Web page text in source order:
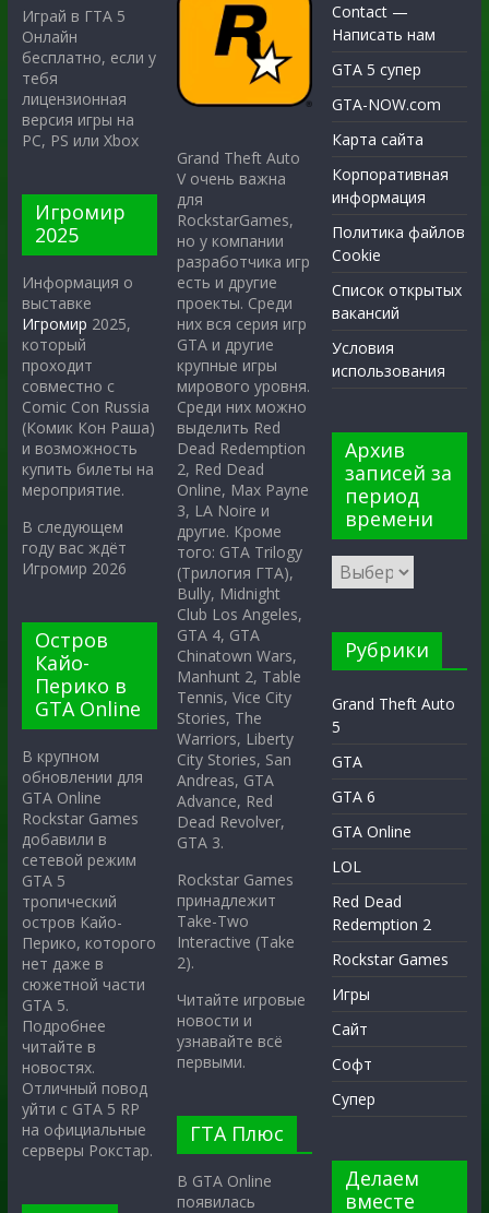
Играй в ГТА 5
Онлайн
бесплатно, если у
тебя
лицензионная
версия игры на
PC, PS или Xbox
Игромир
2025
Информация о
выставке
Игромир 2025,
который
проходит
совместно с
Comic Con Russia
(Комик Кон Раша)
и возможность
купить билеты на
мероприятие.
В следующем
году вас ждёт
Игромир 2026
Остров
Кайо-
Перико в
GTA Online
В крупном
обновлении для
GTA Online
Rockstar Games
добавили в
сетевой режим
GTA 5
тропический
остров Кайо-
Перико, которого
нет даже в
сюжетной части
GTA 5.
Подробнее
читайте в
новостях.
Отличный повод
уйти с GTA 5 RP
на официальные
серверы Рокстар.
Grand Theft Auto
V очень важна
для
RockstarGames,
но у компании
разработчика игр
есть и другие
проекты. Среди
них вся серия игр
GTA и другие
крупные игры
мирового уровня.
Среди них можно
выделить Red
Dead Redemption
2, Red Dead
Online, Max Payne
3, LA Noire и
другие. Кроме
того: GTA Trilogy
(Трилогия ГТА),
Bully, Midnight
Club Los Angeles,
GTA 4, GTA
Chinatown Wars,
Manhunt 2, Table
Tennis, Vice City
Stories, The
Warriors, Liberty
City Stories, San
Andreas, GTA
Advance, Red
Dead Revolver,
GTA 3.
Rockstar Games
принадлежит
Take-Two
Interactive (Take
2).
Читайте игровые
новости и
узнавайте всё
первыми.
ГТА Плюс
В GTA Online
появилась
Contact —
Написать нам
GTA 5 супер
GTA-NOW.com
Карта сайта
Корпоративная
информация
Политика файлов
Cookie
Список открытых
вакансий
Условия
использования
Архив
записей за
период
времени
Рубрики
Grand Theft Auto
5
GTA
GTA 6
GTA Online
LOL
Red Dead
Redemption 2
Rockstar Games
Игры
Сайт
Софт
Супер
Делаем
вместе